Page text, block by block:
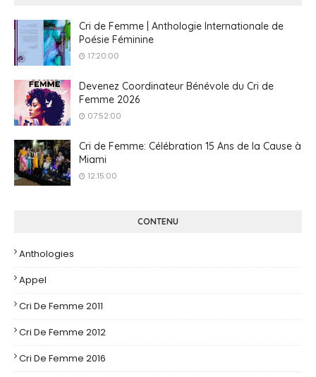
Cri de Femme | Anthologie Internationale de
Poésie Féminine
17:20:00
Devenez Coordinateur Bénévole du Cri de
Femme 2026
07:52:00
Cri de Femme: Célébration 15 Ans de la Cause à
Miami
12:15:00
CONTENU
Anthologies
Appel
Cri De Femme 2011
Cri De Femme 2012
Cri De Femme 2016